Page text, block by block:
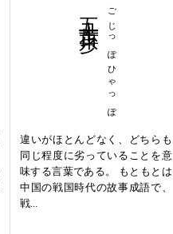
ごじっぽひゃっぽ
違いがほとんどなく、どちらも
同じ程度に劣っていることを意
味する言葉である。 もともとは
中国の戦国時代の故事成語で、
戦...